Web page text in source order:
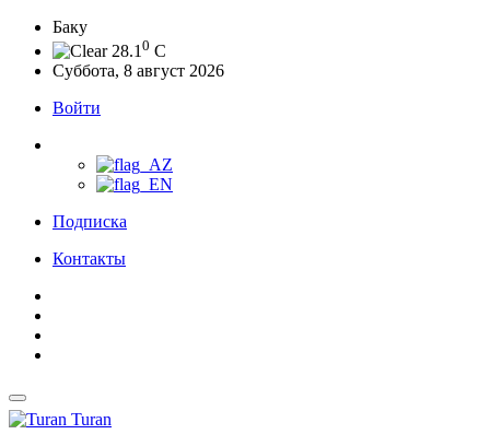
Баку
28.1 0 C
Суббота, 8 август 2026
Войти
Подписка
Контакты
Turan